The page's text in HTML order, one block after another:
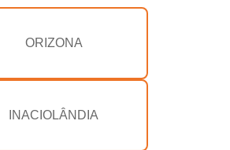
ORIZONA
INACIOLÂNDIA